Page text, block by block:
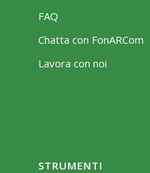
FAQ
Chatta con FonARCom
Lavora con noi
STRUMENTI